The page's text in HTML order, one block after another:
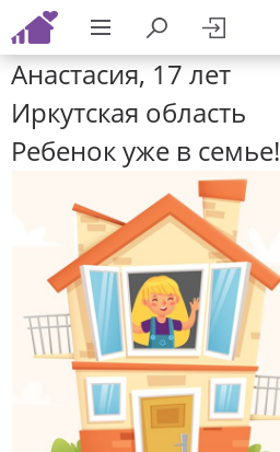
Анастасия, 17 лет
Иркутская область
Ребенок уже в семье!